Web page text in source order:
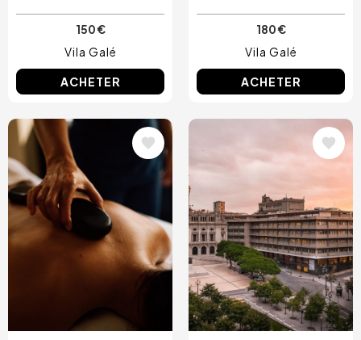
150 €
Vila Galé
ACHETER
180 €
Vila Galé
ACHETER
Image